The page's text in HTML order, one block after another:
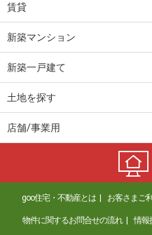
賃貸
新築マンション
新築一戸建て
土地を探す
店舗/事業用
goo住宅・不動産とは お客さまご
物件に関するお問合せの流れ 情報